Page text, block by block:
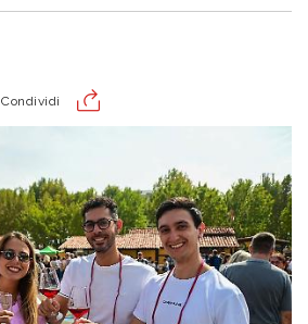
Condividi